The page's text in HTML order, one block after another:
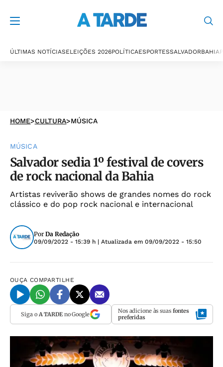
ÚLTIMAS NOTÍCIASELEIÇÕES 2026POLÍTICAESPORTESSALVADORBAHIA
HOME>CULTURA>MÚSICA
MÚSICA
Salvador sedia 1º festival de covers
de rock nacional da Bahia
Artistas reviverão shows de grandes nomes do rock
clássico e do pop rock nacional e internacional
Por Da Redação
09/09/2022 - 15:39 h | Atualizada em 09/09/2022 - 15:50
OUÇA COMPARTILHE
Siga o A TARDEno Google Nos adicione às suas fontes
preferidas